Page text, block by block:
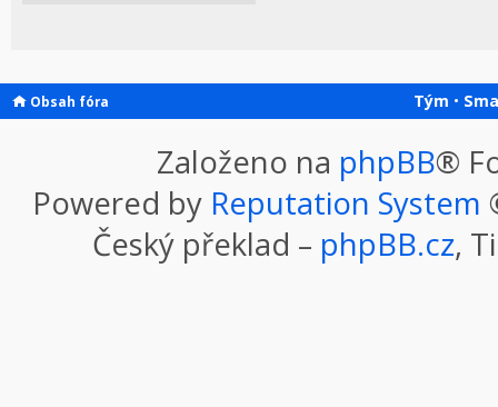
Obsah fóra Tým •
Založeno na phpBB®
Powered by Reputation System
Český překlad – phpBB.cz,